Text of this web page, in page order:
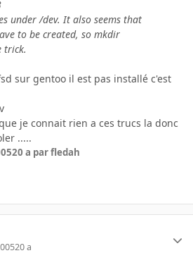
under /dev. It also seems that
to be created, so mkdir
trick.
sur gentoo il est pas installé c'est
je connait rien a ces trucs la donc
.....
20 a par fledah
20 a